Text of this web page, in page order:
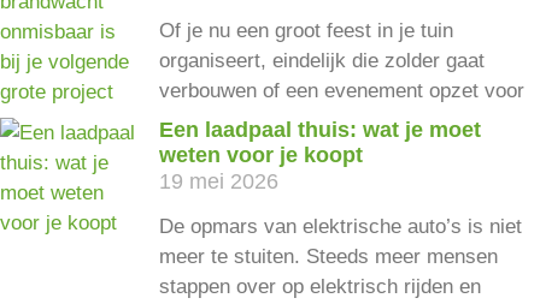
Of je nu een groot feest in je tuin
organiseert, eindelijk die zolder gaat
verbouwen of een evenement opzet voor
Een laadpaal thuis: wat je moet
weten voor je koopt
19 mei 2026
De opmars van elektrische auto’s is niet
meer te stuiten. Steeds meer mensen
stappen over op elektrisch rijden en